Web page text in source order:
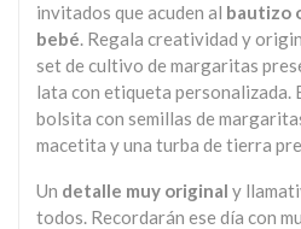
invitados que acuden al bautizo
bebé. Regala creatividad y
set de cultivo de margaritas
lata con etiqueta personalizada.
bolsita con semillas de
macetita y una turba de tierra
Un detalle muy original y
todos. Recordarán ese día con